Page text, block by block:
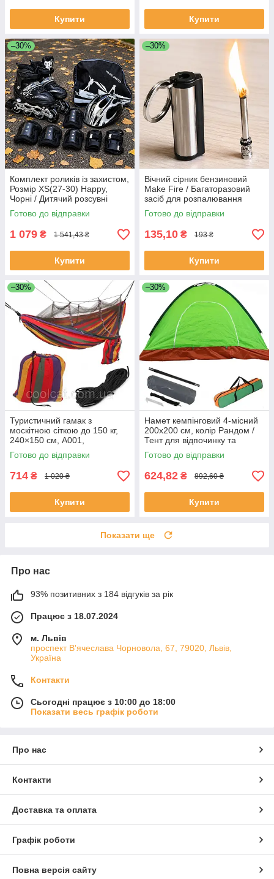
Купити Купити
–30%
Комплект роликів із захистом,
Розмір XS(27-30) Happy,
Чорні / Дитячий розсувні
ролики / Роликові ковзани
для дітей
Готово до відправки
1 079 ₴ 1 541,43 ₴
Купити
–30%
Вічний сірник бензиновий
Make Fire / Багаторазовий
засіб для розпалювання
вогню / Нескінченний сірник
брелок
Готово до відправки
135,10 ₴ 193 ₴
Купити
–30%
Туристичний гамак з
москітною сіткою до 150 кг,
240×150 см, A001,
Різнокольоровий / Гамак-
спальний мішок
Готово до відправки
714 ₴ 1 020 ₴
Купити
–30%
Намет кемпінговий 4-місний
200х200 см, колір Рандом /
Тент для відпочинку та
походів / Туристичний намет
Готово до відправки
624,82 ₴ 892,60 ₴
Купити
Показати ще
Про нас
93% позитивних з 184 відгуків за рік
Працює з 18.07.2024
м. Львів
проспект В'ячеслава Чорновола, 67, 79020, Львів,
Україна
Контакти
Сьогодні працює з 10:00 до 18:00
Показати весь графік роботи
Про нас
Контакти
Доставка та оплата
Графік роботи
Повна версія сайту